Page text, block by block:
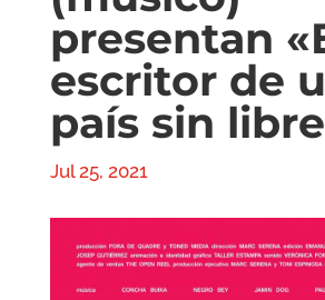
presentan
escritor de
país sin
Jul 25, 2021